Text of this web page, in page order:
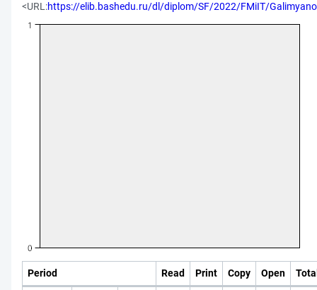
<URL:https://elib.bashedu.ru/dl/diplom/SF/2022/FMiIT/
Period Read Print Copy Open